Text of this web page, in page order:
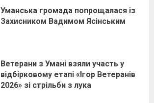
Уманська громада попрощалася із
Захисником Вадимом Ясінським
Ветерани з Умані взяли участь у
відбірковому етапі «Ігор Ветеранів
2026» зі стрільби з лука